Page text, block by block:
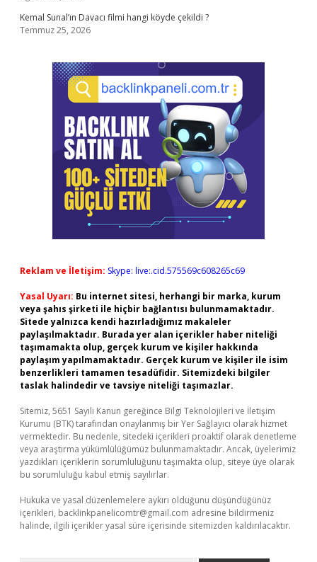
Kemal Sunal’ın Davacı filmi hangi köyde çekildi ?
Temmuz 25, 2026
Reklam ve İletişim: Skype: live:.cid.575569c608265c69
Yasal Uyarı: Bu internet sitesi, herhangi bir marka, kurum
veya şahıs şirketi ile hiçbir bağlantısı bulunmamaktadır.
Sitede yalnızca kendi hazırladığımız makaleler
paylaşılmaktadır. Burada yer alan içerikler haber niteliği
taşımamakta olup, gerçek kurum ve kişiler hakkında
paylaşım yapılmamaktadır. Gerçek kurum ve kişiler ile isim
benzerlikleri tamamen tesadüfidir. Sitemizdeki bilgiler
taslak halindedir ve tavsiye niteliği taşımazlar.
Sitemiz, 5651 Sayılı Kanun gereğince Bilgi Teknolojileri ve İletişim
Kurumu (BTK) tarafından onaylanmış bir Yer Sağlayıcı olarak hizmet
vermektedir. Bu nedenle, sitedeki içerikleri proaktif olarak denetleme
veya araştırma yükümlülüğümüz bulunmamaktadır. Ancak, üyelerimiz
yazdıkları içeriklerin sorumluluğunu taşımakta olup, siteye üye olarak
bu sorumluluğu kabul etmiş sayılırlar.
Hukuka ve yasal düzenlemelere aykırı olduğunu düşündüğünüz
içerikleri, backlinkpanelicomtr@gmail.com adresine bildirmeniz
halinde, ilgili içerikler yasal süre içerisinde sitemizden kaldırılacaktır.